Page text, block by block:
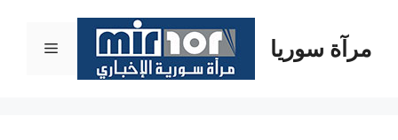
المحتوىمرآة سوريا القائمة